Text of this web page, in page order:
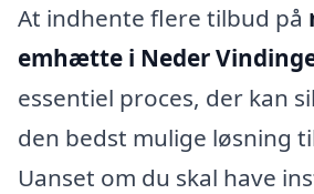
At indhente flere tilbud på
emhætte i Neder
essentiel proces, der kan
den bedst mulige løsning
Uanset om du skal have